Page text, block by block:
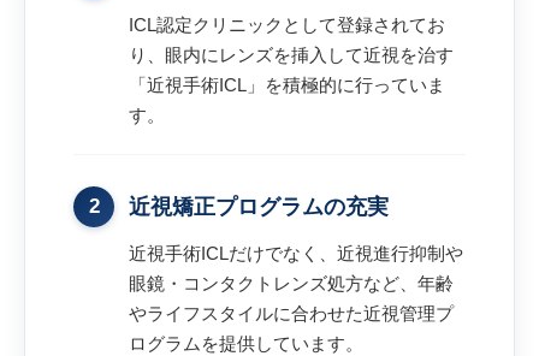
ICL認定クリニックとして登録されてお
り、眼内にレンズを挿入して近視を治す
「近視手術ICL」を積極的に行っていま
す。
2 近視矯正プログラムの充実
近視手術ICLだけでなく、近視進行抑制や
眼鏡・コンタクトレンズ処方など、年齢
やライフスタイルに合わせた近視管理プ
ログラムを提供しています。